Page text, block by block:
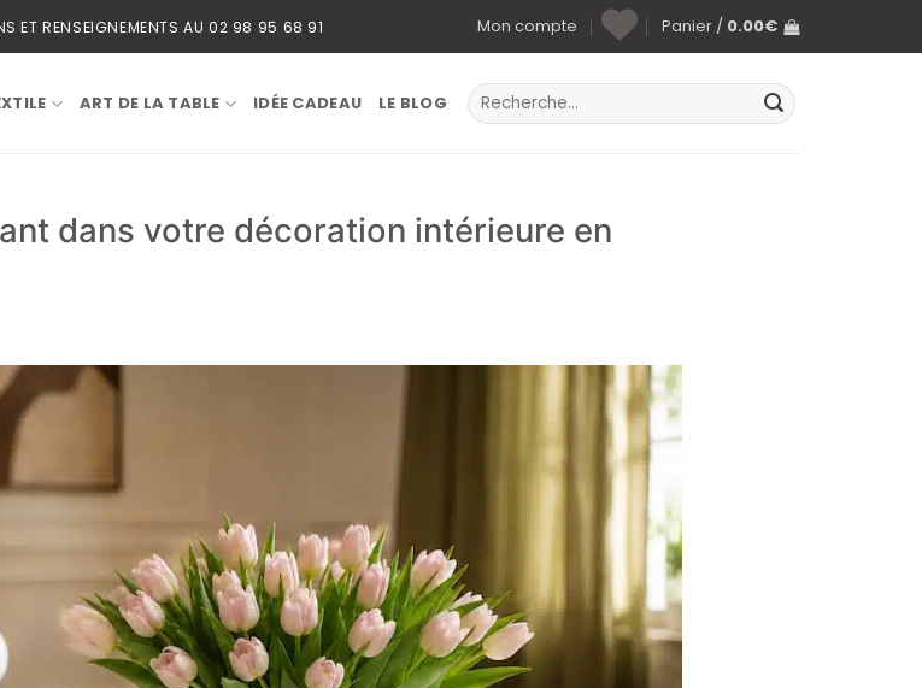
ET RENSEIGNEMENTS AU 02 98 95 68 91 Mon compte Panier / 0.00€
ART DE LA TABLE IDÉE CADEAU LE BLOG
Recherche
pour :
dans votre décoration intérieure en